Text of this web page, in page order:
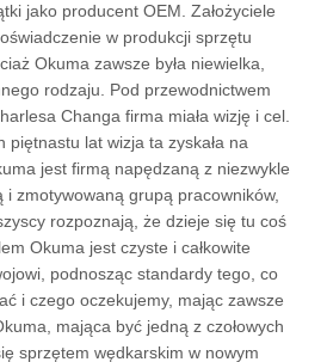
jako producent OEM. Założyciele
w produkcji sprzętu
Okuma zawsze była niewielka,
rodzaju. Pod przewodnictwem
Changa firma miała wizję i cel.
piętnastu lat wizja ta zyskała na
jest firmą napędzaną z niezwykle
zmotywowaną grupą pracowników,
rozpoznają, że dzieje się tu coś
Okuma jest czyste i całkowite
podnosząc standardy tego, co
i czego oczekujemy, mając zawsze
mająca być jedną z czołowych
sprzętem wędkarskim w nowym